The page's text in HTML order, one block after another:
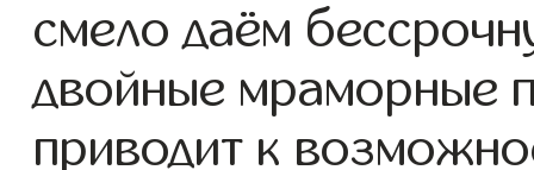
смело даём
двойные мраморные
приводит к